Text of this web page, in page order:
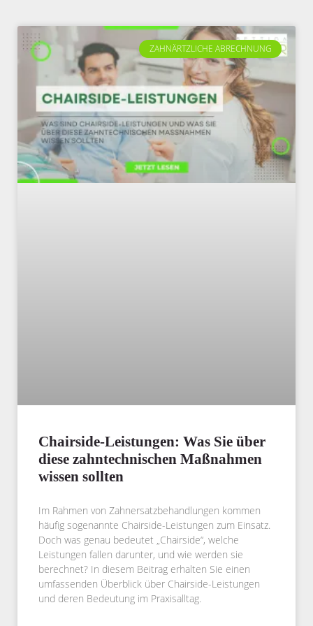
ZAHNÄRTZLICHE ABRECHNUNG
Chairside-Leistungen: Was Sie über
diese zahntechnischen Maßnahmen
wissen sollten
Im Rahmen von Zahnersatzbehandlungen kommen
häufig sogenannte Chairside-Leistungen zum Einsatz.
Doch was genau bedeutet „Chairside“, welche
Leistungen fallen darunter, und wie werden sie
berechnet? In diesem Beitrag erhalten Sie einen
umfassenden Überblick über Chairside-Leistungen
und deren Bedeutung im Praxisalltag.